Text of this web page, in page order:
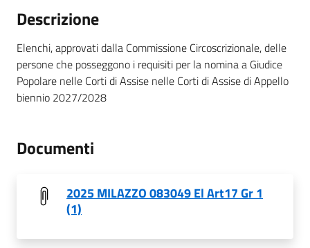
Descrizione
Elenchi, approvati dalla Commissione Circoscrizionale, delle
persone che posseggono i requisiti per la nomina a Giudice
Popolare nelle Corti di Assise nelle Corti di Assise di Appello
biennio 2027/2028
Documenti
2025 MILAZZO 083049 El Art17 Gr 1
(1)